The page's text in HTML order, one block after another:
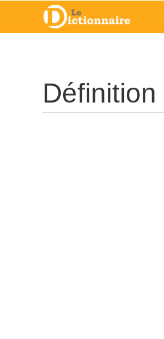
Définition